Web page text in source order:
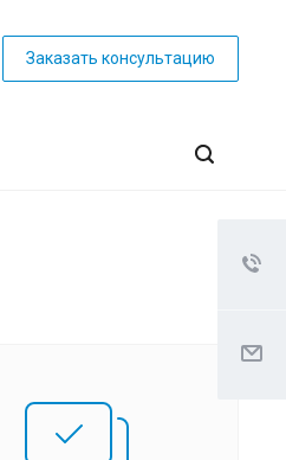
Заказать консультацию